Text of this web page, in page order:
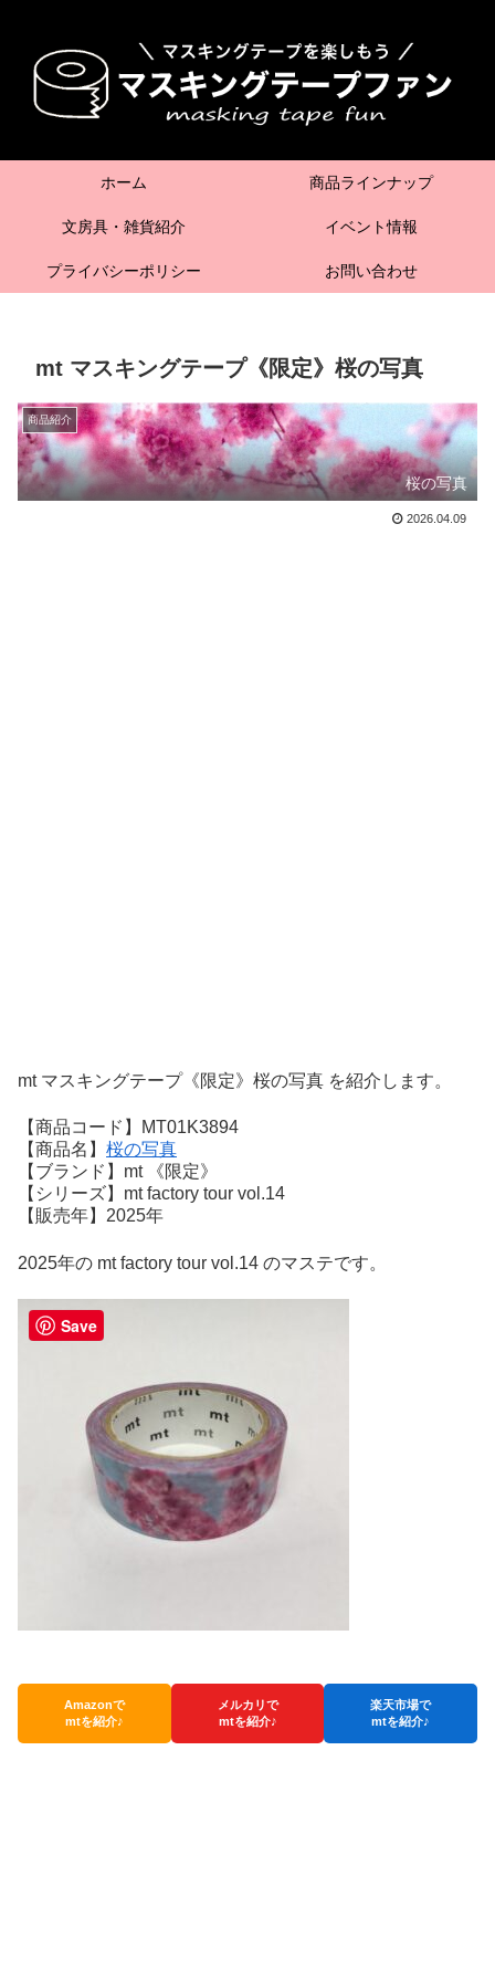
ホーム 商品ラインナップ
文房具・雑貨紹介 イベント情報
プライバシーポリシー お問い合わせ
mt マスキングテープ《限定》桜の写真
商品紹介
桜の写真
2026.04.09
mt マスキングテープ《限定》桜の写真 を紹介します。
【商品コード】MT01K3894
【商品名】 桜の写真
【ブランド】mt 《限定》
【シリーズ】mt factory tour vol.14
【販売年】2025年
2025年の mt factory tour vol.14 のマステです。
Amazonで
mtを紹介♪
メルカリで
mtを紹介♪
楽天市場で
mtを紹介♪
Save